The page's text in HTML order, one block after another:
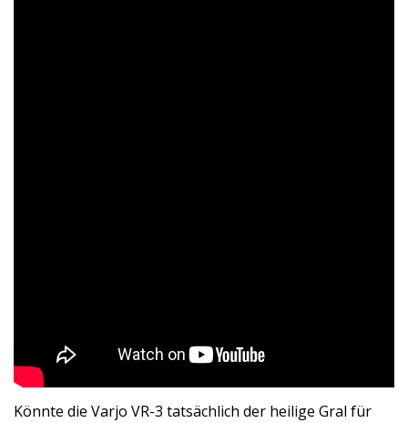
Könnte die Varjo VR-3 tatsächlich der heilige Gral für